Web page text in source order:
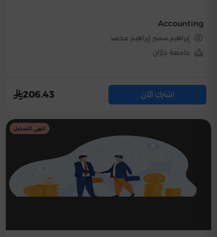
Accounting
إبراهيم سمير إبراهيم محمد
جامعة جازان
اشترك الآن 206.43
انتهى التسجيل